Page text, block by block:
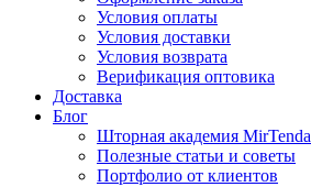
Условия оплаты
Условия доставки
Условия возврата
Верификация оптовика
Доставка
Блог
Шторная академия MirTenda
Полезные статьи и советы
Портфолио от клиентов